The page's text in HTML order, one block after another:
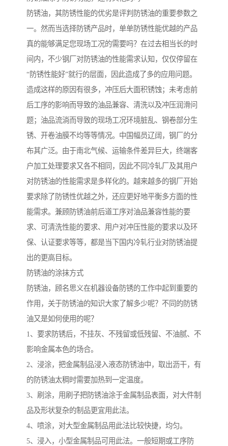
防锈油，其防锈性能的优劣是评判防锈油的重要参数之
一。然而当选择防锈产品时，单单防锈性能优越的产品
真的能够满足您现场工况的需要吗？在过去相当长的时
间内，不少钢厂对防锈油的性能需求认知，仅仅停留在
“防锈性能好”就行的层面，因此造成了多的应用问题。
造成这样的原因有很多，冲压后大面积锈蚀；未考虑前
后工序的影响而导致的油品兼容、清洗以及冲压润滑问
题；油品流淌而导致的现场工况环境脏乱、钢卷部分生
锈、开卷油膜不均等等情况。中国幅员辽阔，钢厂的分
布其广泛。由于南北气候、运输条件差异巨大，终端客
户加工处理要求又各不相同，因此不同冷轧厂及其用户
对防锈油的性能需求是多样化的。越来越多的钢厂开始
要求除了防锈性优越之外，还应更好地平衡多方面的性
能需求。兼顾防锈油前后道工序对油品兼容性能的要
求、可清洗性能的要求、用户对冲压性能的要求以及环
保、认证要求等等，都是当下国内冷轧行业对防锈油提
出的更高目标。
防锈油的涂抹方式
防锈油，顾名思义在机器设备防锈的工作中起到重要的
作用，关于防锈油的知识大家了解多少呢？不同的防锈
油又是如何使用的呢？
1、要求防锈后，不挂灰、不残留或低残留、不油腻、不
影响金属本色的场合。
2、浸涂，把金属制品浸入液态防锈油中，取出沥干，有
的防锈油太稠时需要加热到一定温度。
3、刷涂，用刷子把防锈油涂于金属制品表面，对大件制
品及形状复杂的制品更宜用此法。
4、喷涂，对大型金属制品用此法比较快捷，均匀。
5、浸入，小型金属制品可用此法。一般短期或工序防